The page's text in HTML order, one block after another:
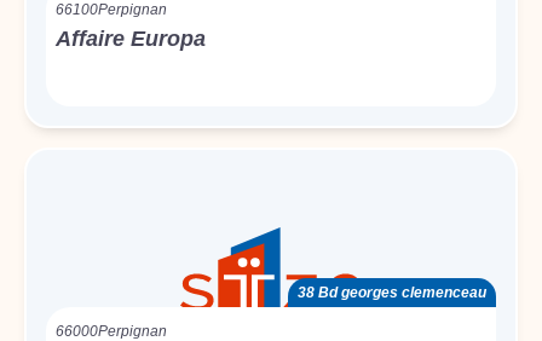
66100Perpignan
Affaire Europa
38 Bd georges clemenceau
66000Perpignan